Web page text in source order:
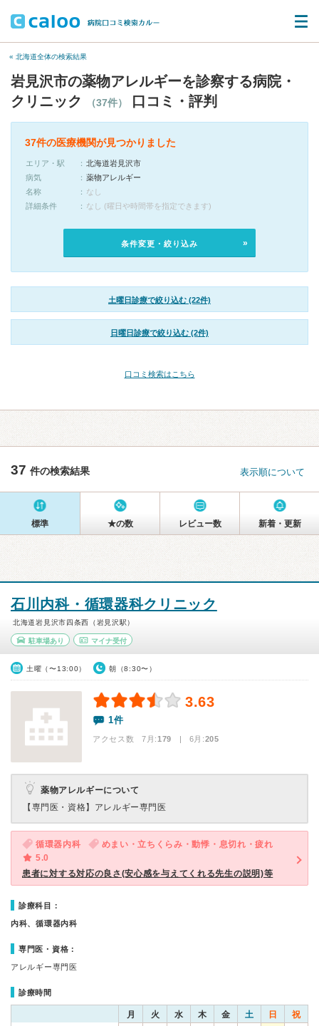
« 北海道全体の検索結果
岩見沢市の薬物アレルギーを診察する病院・
クリニック
（37件） 口コミ・評判
37件の医療機関が見つかりました
エリア・駅
北海道岩見沢市
病気
薬物アレルギー
名称
なし
詳細条件
なし (曜日や時間帯を指定できます)
条件変更・絞り込み
土曜日診療で絞り込む (22件)
日曜日診療で絞り込む (2件)
口コミ検索はこちら
37 件の検索結果 表示順について
標準 ★の数 レビュー数 新着・更新
石川内科・循環器科クリニック
北海道岩見沢市四条西（岩見沢駅）
駐車場あり マイナ受付
土曜（〜13:00） 朝（8:30〜）
3.63
1件
アクセス数 7月:179 | 6月:205
薬物アレルギーについて
【専門医・資格】 アレルギー専門医
循環器内科
めまい・立ちくらみ・動悸・息切れ・疲れ
5.0
患者に対する対応の良さ(安心感を与えてくれる先生の説明)等
診療科目：
内科、循環器内科
専門医・資格：
アレルギー専門医
診療時間
月 火 水 木 金 土 日 祝